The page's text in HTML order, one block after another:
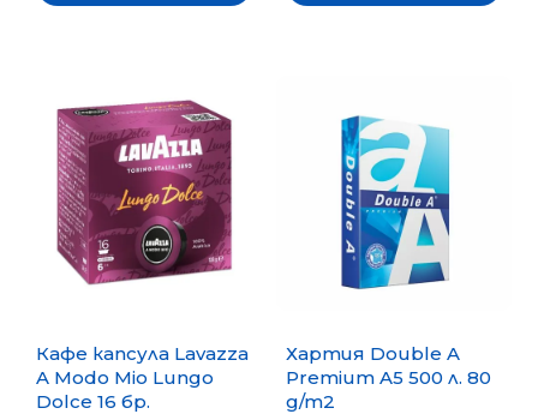
Кафе капсула Lavazza
A Modo Mio Lungo
Dolce 16 бр.
Хартия Double A
Premium A5 500 л. 80
g/m2